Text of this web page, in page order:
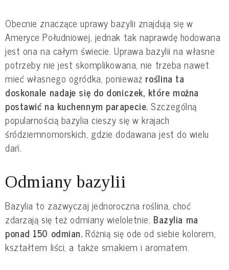
Obecnie znaczące uprawy bazylii znajdują się w
Ameryce Południowej, jednak tak naprawdę hodowana
jest ona na całym świecie. Uprawa bazylii na własne
potrzeby nie jest skomplikowana, nie trzeba nawet
mieć własnego ogródka, ponieważ roślina ta
doskonale nadaje się do doniczek, które można
postawić na kuchennym parapecie. Szczególną
popularnością bazylia cieszy się w krajach
śródziemnomorskich, gdzie dodawana jest do wielu
dań.
Odmiany bazylii
Bazylia to zazwyczaj jednoroczna roślina, choć
zdarzają się też odmiany wieloletnie. Bazylia ma
ponad 150 odmian. Różnią się ode od siebie kolorem,
kształtem liści, a także smakiem i aromatem.